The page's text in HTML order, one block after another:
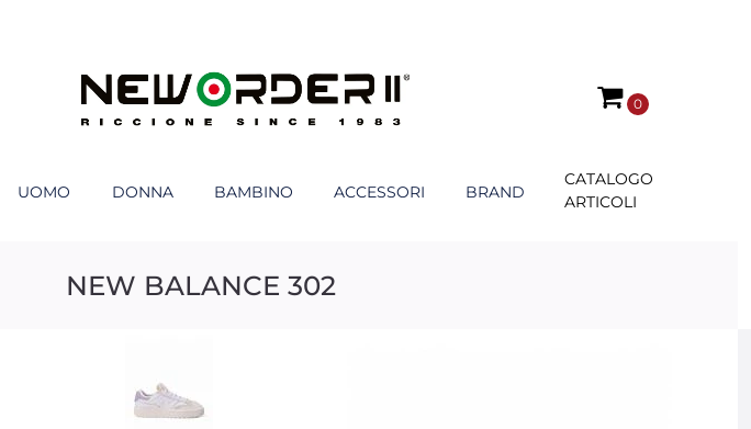
0
UOMO DONNA BAMBINO ACCESSORI BRAND
CATALOGO
ARTICOLI
NEW BALANCE 302